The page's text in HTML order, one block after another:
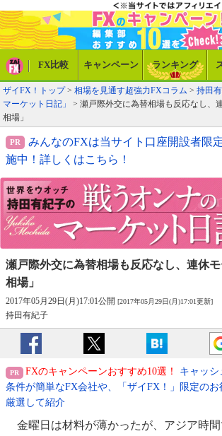
FX比較 キャンペーン ランキング
ザイFX！トップ> 相場を見通す超強力FXコラム > 持田
マーケット日記」
> 瀬戸際外交に為替相場も反応なし、
相場」
みんなのFXは当サイト口座開設者限
施中！詳しくはこちら！
瀬戸際外交に為替相場も反応なし、 連休
相場」
2017年05月29日(月)17:01公開 [2017年05月29日(月)17:01更新]
持田有紀子
FXのキャンペーンおすすめ10選！
キャッシ
条件が簡単なFX会社や、「ザイFX！」限定の
厳選して紹介
金曜日は材料が薄かったが、アジア時